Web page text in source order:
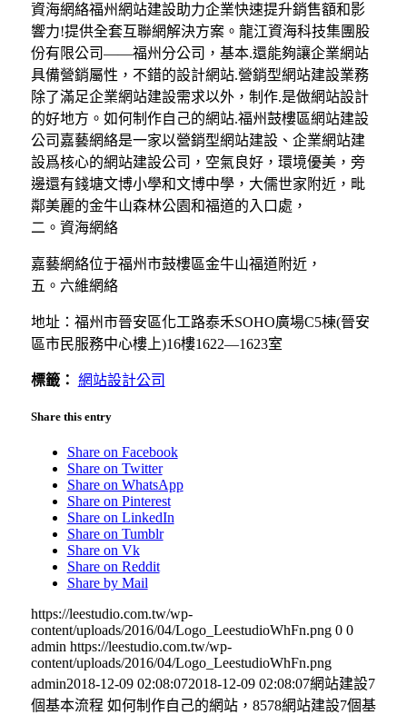
資海網絡福州網站建設助力企業快速提升銷售額和影
響力!提供全套互聯網解決方案。龍江資海科技集團股
份有限公司——福州分公司，基本.還能夠讓企業網站
具備營銷屬性，不錯的設計網站.營銷型網站建設業務
除了滿足企業網站建設需求以外，制作.是做網站設計
的好地方。如何制作自己的網站.福州鼓樓區網站建設
公司嘉藝網絡是一家以營銷型網站建設、企業網站建
設爲核心的網站建設公司，空氣良好，環境優美，旁
邊還有錢塘文博小學和文博中學，大儒世家附近，毗
鄰美麗的金牛山森林公園和福道的入口處，
二。資海網絡
嘉藝網絡位于福州市鼓樓區金牛山福道附近，
五。六維網絡
地址：福州市晉安區化工路泰禾SOHO廣場C5棟(晉安
區市民服務中心樓上)16樓1622—1623室
標籤： 網站設計公司
Share this entry
Share on Facebook
Share on Twitter
Share on WhatsApp
Share on Pinterest
Share on LinkedIn
Share on Tumblr
Share on Vk
Share on Reddit
Share by Mail
https://leestudio.com.tw/wp-
content/uploads/2016/04/Logo_LeestudioWhFn.png 0 0
admin https://leestudio.com.tw/wp-
content/uploads/2016/04/Logo_LeestudioWhFn.png
admin2018-12-09 02:08:072018-12-09 02:08:07網站建設7
個基本流程 如何制作自己的網站，8578網站建設7個基